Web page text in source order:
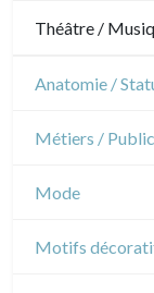
Militaire
Théâtre /
Théâtre
Anatomie /
Métiers /
Mode
Motifs